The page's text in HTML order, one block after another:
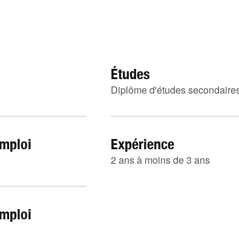
Études
Diplôme d'études
Expérience
2 ans à moins de 3 ans